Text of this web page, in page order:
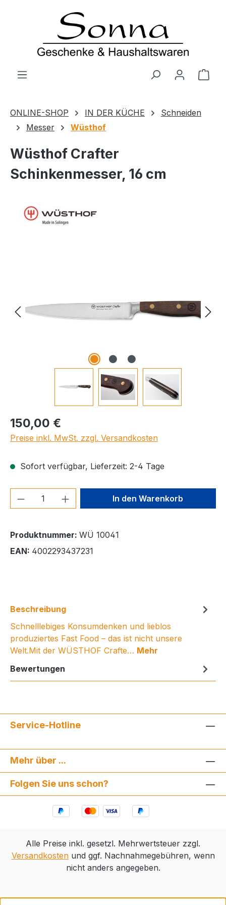
Zum Hauptinhalt springen
ONLINE-SHOP IN DER KÜCHE
Schneiden
Messer
Wüsthof
Wüsthof Crafter
Schinkenmesser, 16 cm
Regulärer Preis:
150,00 €
Preise inkl. MwSt. zzgl. Versandkosten
Sofort verfügbar, Lieferzeit: 2-4 Tage
Produkt Anzahl: Gib denIn den Warenkorb
Produktnummer: WÜ 10041
EAN: 4002293437231
Beschreibung
Schnelllebiges Konsumdenken und lieblos
produziertes Fast Food – das ist nicht unsere
Welt.Mit der WÜSTHOF Crafte… Mehr
Bewertungen
Service-Hotline
Mehr über ...
Folgen Sie uns schon?
Alle Preise inkl. gesetzl. Mehrwertsteuer zzgl.
Versandkostenund ggf. Nachnahmegebühren, wenn
nicht anders angegeben.